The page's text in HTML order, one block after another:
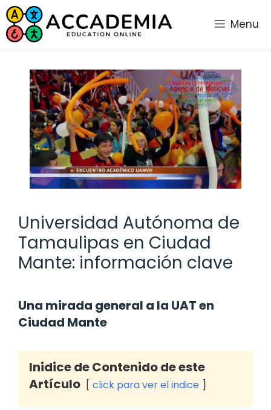
Saltar
al
contenido
Menu
Universidad Autónoma de
Tamaulipas en Ciudad
Mante: información clave
Una mirada general a la UAT en
Ciudad Mante
Inidice de Contenido de este
Artículo
click para ver el indice